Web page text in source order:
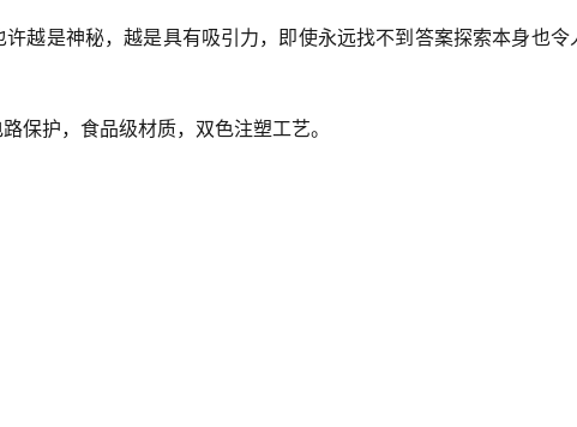
越是神秘，越是具有吸引力，即使永远找不到答案探索本身也令
保护，食品级材质，双色注塑工艺。